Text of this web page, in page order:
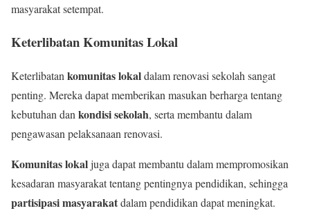
masyarakat setempat.
Keterlibatan Komunitas Lokal
Keterlibatan komunitas lokaldalam renovasi sekolah sangat
penting. Mereka dapat memberikan masukan berharga tentang
kebutuhan dan kondisi sekolah, serta membantu dalam
pengawasan pelaksanaan renovasi.
Komunitas lokaljuga dapat membantu dalam mempromosikan
kesadaran masyarakat tentang pentingnya pendidikan, sehingga
partisipasi masyarakatdalam pendidikan dapat meningkat.